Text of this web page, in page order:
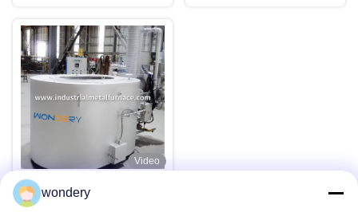
Video
300 bis 1000-Kilogramm-ovale
Gastiegel-Schmelzofen-
wondery